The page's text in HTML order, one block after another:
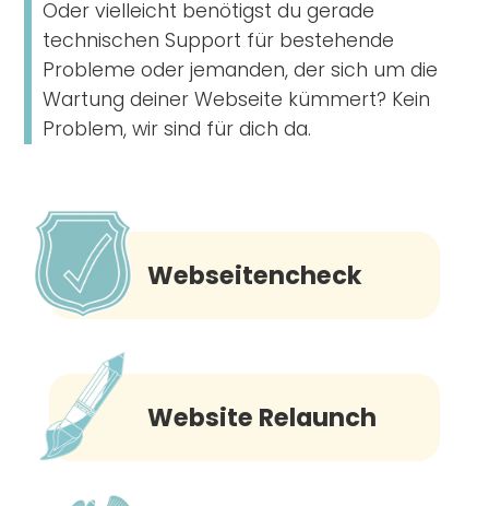
Oder vielleicht benötigst du gerade
technischen Support für bestehende
Probleme oder jemanden, der sich um die
Wartung deiner Webseite kümmert? Kein
Problem, wir sind für dich da.
Webseitencheck
Website Relaunch